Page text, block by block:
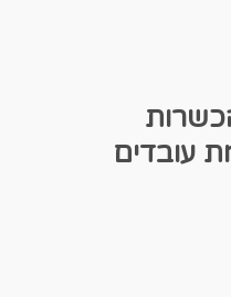
עובדים